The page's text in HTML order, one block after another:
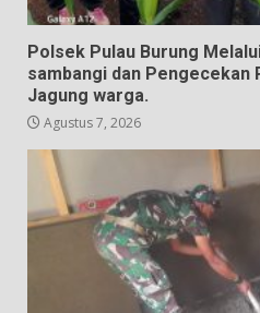
Polsek Pulau Burung
sambangi dan Pengecekan
Jagung warga.
Agustus 7, 2026